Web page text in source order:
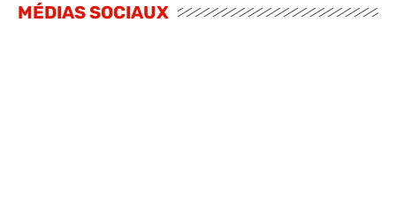
MÉDIAS SOCIAUX